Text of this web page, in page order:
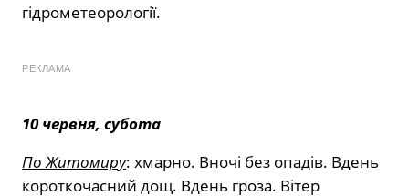
гідрометеорології.
РЕКЛАМА
10 червня, субота
По Житомиру: хмарно. Вночі без опадів. Вдень
короткочасний дощ. Вдень гроза. Вітер